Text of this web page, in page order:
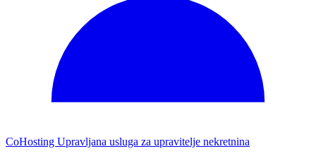
CoHosting Upravljana usluga za upravitelje nekretnina